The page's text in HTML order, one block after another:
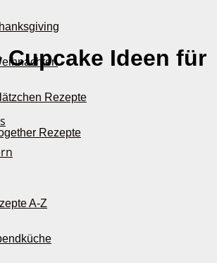
Rezepte
Rezepte
A-Z
Cupcake Ideen für